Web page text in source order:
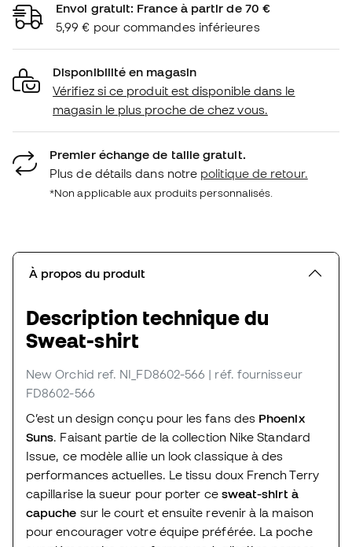
Envoi gratuit: France à partir de 70 €
5,99 € pour commandes inférieures
Disponibilité en magasin
Vérifiez si ce produit est disponible dans le
magasin le plus proche de chez vous.
Premier échange de taille gratuit.
Plus de détails dans notre politique de retour.
*Non applicable aux produits personnalisés.
À propos du produit
Description technique du
Sweat-shirt
New Orchid ref. NI_FD8602-566 | réf. fournisseur
FD8602-566
C’est un design conçu pour les fans des Phoenix
Suns. Faisant partie de la collection Nike Standard
Issue, ce modèle allie un look classique à des
performances actuelles. Le tissu doux French Terry
capillarise la sueur pour porter cesweat-shirt à
capuche sur le court et ensuite revenir à la maison
pour encourager votre équipe préférée. La poche